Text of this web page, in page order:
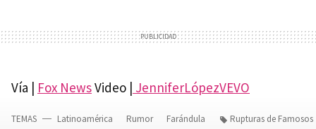
Vía | Fox NewsVideo | JenniferLópezVEVO
TEMAS Latinoamérica Rumor Farándula Rupturas de Famosos